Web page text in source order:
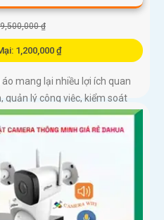
₫
1,200,000 ₫
mang lại nhiều lợi ích quan
quản lý công việc, kiểm soát
viên. Điều này giúp cải...